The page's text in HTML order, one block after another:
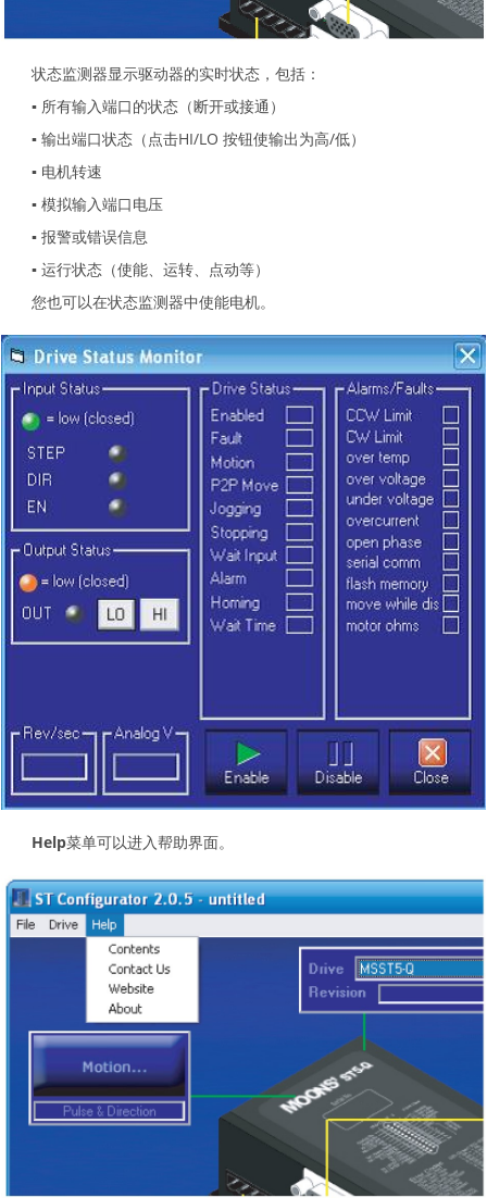
状态监测器显示驱动器的实时状态，包括：
▪ 所有输入端口的状态（断开或接通）
▪ 输出端口状态（点击HI/LO 按钮使输出为高/低）
▪ 电机转速
▪ 模拟输入端口电压
▪ 报警或错误信息
▪ 运行状态（使能、运转、点动等）
您也可以在状态监测器中使能电机。
Help菜单可以进入帮助界面。